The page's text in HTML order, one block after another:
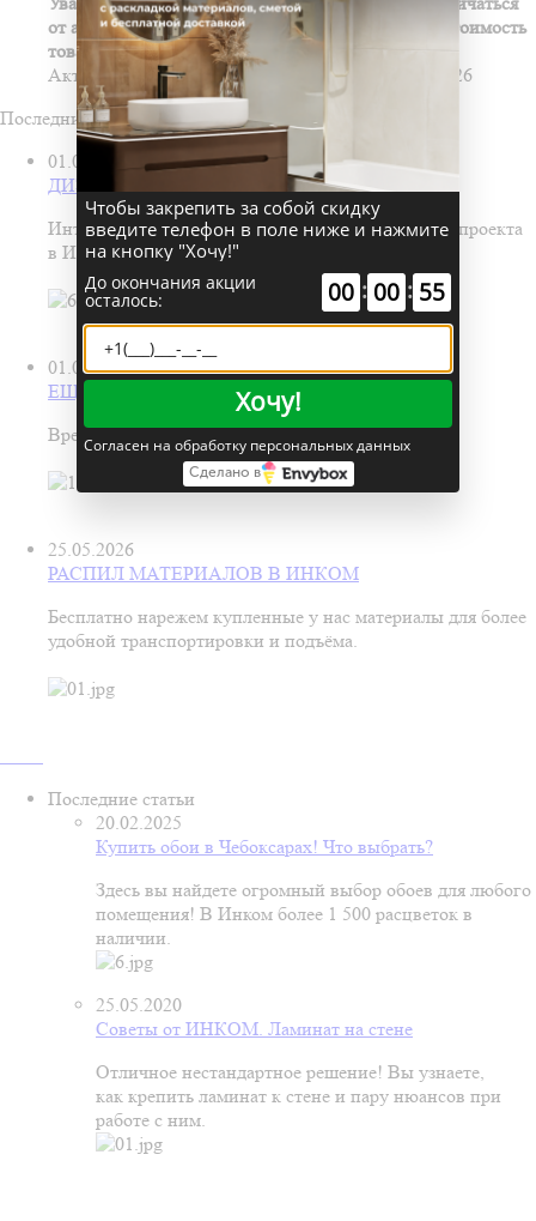
от актуальных цен, просим уточнять наличие и стоимость
товаров по телефону (8352) 700-800.
Актуальные цены в прайс-листе на 8:00. 07.08.2026
Последние новости
01.07.2026
ДИЗАЙН-ПРОЕКТ ВАННОЙ БЕСПЛАТНО!
Интерьер ванной в подарок — при заказе дизайн‑проекта
в Инком!
01.06.2026
ЕЩЕ БОЛЬШЕ ОБОЕВ В ИНКОМ!
Время обновить обои! В новом зале обоев Инком.
25.05.2026
РАСПИЛ МАТЕРИАЛОВ В ИНКОМ
Бесплатно нарежем купленные у нас материалы для более
удобной транспортировки и подъёма.
Последние статьи
20.02.2025
Купить обои в Чебоксарах! Что выбрать?
Здесь вы найдете огромный выбор обоев для любого
помещения! В Инком более 1 500 расцветок в
наличии.
25.05.2020
Советы от ИНКОМ. Ламинат на стене
Отличное нестандартное решение! Вы узнаете,
как крепить ламинат к стене и пару нюансов при
работе с ним.
Чтобы закрепить за собой скидку
введите телефон в поле ниже и нажмите
на кнопку "Хочу!"
До окончания акции
осталось: 00 : 00 : 55
Хочу!
Согласен на обработку персональных данных
Сделано в